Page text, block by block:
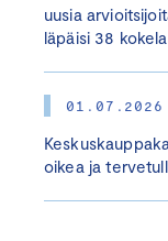
uusia
läpäisi 38
01.07.2026
oikea ja